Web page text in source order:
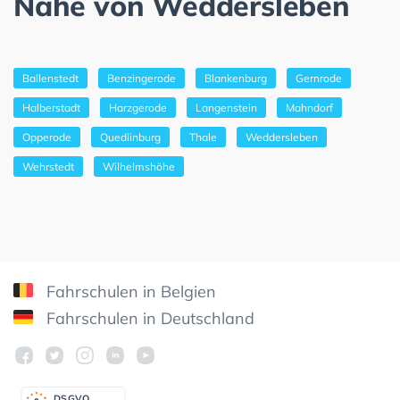
Ballenstedt Benzingerode Blankenburg Gernrode
Halberstadt Harzgerode Langenstein Mahndorf
Opperode Quedlinburg Thale Weddersleben
Wehrstedt Wilhelmshöhe
Fahrschulen in Belgien
Fahrschulen in Deutschland